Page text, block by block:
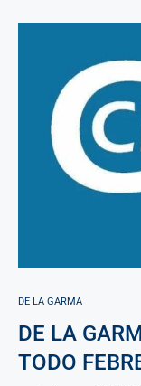
DE LA GARMA
DE LA
TODO